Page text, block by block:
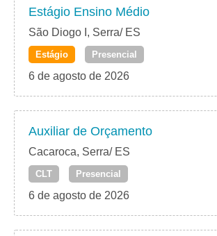
Estágio Ensino Médio
São Diogo I, Serra/ ES
Estágio Presencial
6 de agosto de 2026
Auxiliar de Orçamento
Cacaroca, Serra/ ES
CLT Presencial
6 de agosto de 2026